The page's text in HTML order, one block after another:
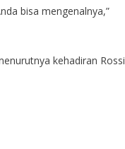
bisa mengenalnya,”
kehadiran Rossi